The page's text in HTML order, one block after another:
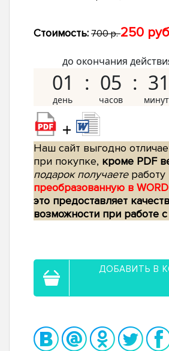
Стоимость: 700 р.250
до окончания
01 05 31
+
Наш сайт выгодно
при покупке, кроме PDF
подарок получаетеработу
преобразованную в
это предоставляет
возможности при работе
ДОБАВИТЬ В